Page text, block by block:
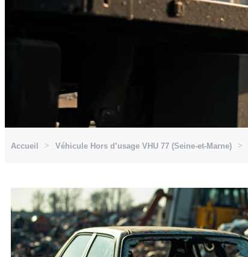
Accueil Véhicule Hors d’usage VHU 77 (Seine-et-Marne)